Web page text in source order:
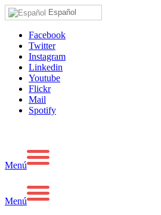
Español
Facebook
Twitter
Instagram
Linkedin
Youtube
Flickr
Mail
Spotify
Menú
Menú